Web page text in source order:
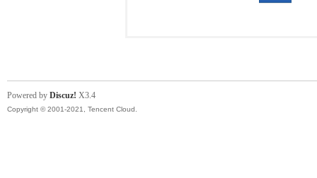
Powered by Discuz! X3.4
Copyright © 2001-2021, Tencent Cloud.